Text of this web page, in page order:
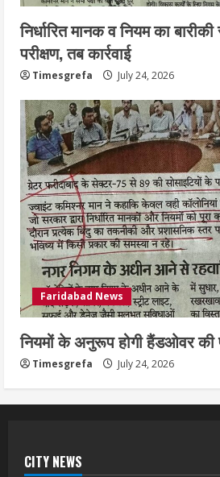
निर्धारित मानक व नियम का
परीक्षण, तब कार्रवाई
Timesgrefa July 24, 2026
Faridabad News
नियमों के अनुरूप होगी हैंडओवर की
Timesgrefa July 24, 2026
CITY NEWS